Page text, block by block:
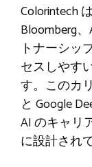
Colorintech
Bloomberg
トナーシッ
セスしやす
す。このカ
と Google
AI のキャリ
に設計され